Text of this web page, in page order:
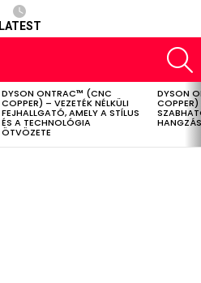
LATEST
DYSON ONTRAC™ (CNC
COPPER) – VEZETÉK NÉLKÜLI
FEJHALLGATÓ, AMELY A STÍLUS
ÉS A TECHNOLÓGIA
ÖTVÖZETE
DYSON
COPPER)